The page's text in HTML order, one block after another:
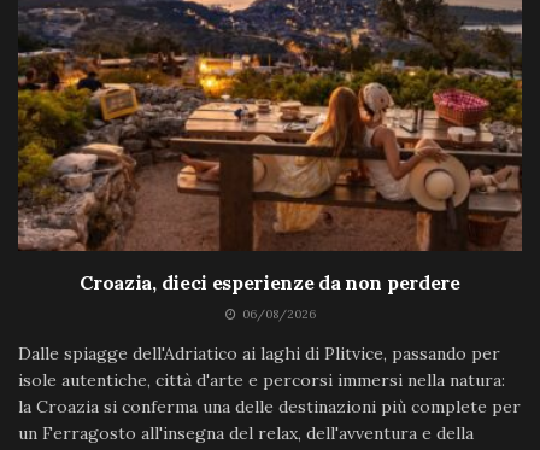
Croazia, dieci esperienze da non perdere
06/08/2026
Dalle spiagge dell'Adriatico ai laghi di Plitvice, passando per
isole autentiche, città d'arte e percorsi immersi nella natura:
la Croazia si conferma una delle destinazioni più complete per
un Ferragosto all'insegna del relax, dell'avventura e della